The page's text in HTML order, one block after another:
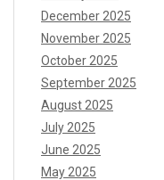
December 2025
November 2025
October 2025
September 2025
August 2025
July 2025
June 2025
May 2025